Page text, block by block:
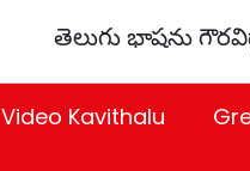
తెలుగు భాషను
Video Kavithalu